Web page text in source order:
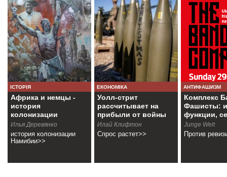
ІСТОРІЯ
Африка и немцы -
история
колонизации
Намибии
Илья Деревянко
история колонизации
Намибии>>
ЕКОНОМІКА
Уолл-стрит
рассчитывает на
прибыли от войны
Илай Клифтон
Спрос растет>>
АНТИФАШИЗМ
Комплекс
Фашисты:
функции,
Junge Welt
Против